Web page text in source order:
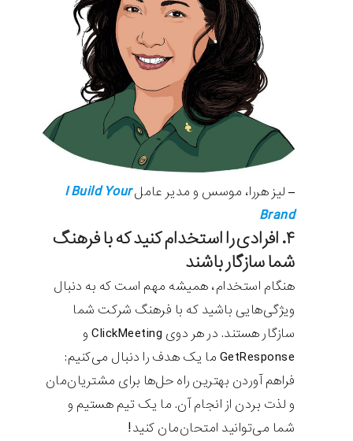
– لیز هررا، موسس و مدیر عاملI Build Your
Brand
۴. افرادی را استخدام کنید که با فرهنگ
شما سازگار باشند
هنگام استخدام، همیشه مهم است که به دنبال
ویژگی‌هایی باشید که با فرهنگ شرکت شما
سازگار هستند. در هر دوی ClickMeeting و
GetResponse ما یک هدف را دنبال می‌کنیم:
فراهم آوردن بهترین راه حل‌ها برای مشتریان‌مان
و لذت بردن از انجام آن. ما یک تیم هستیم و
شما می‌توانید امتحان‌مان کنید!